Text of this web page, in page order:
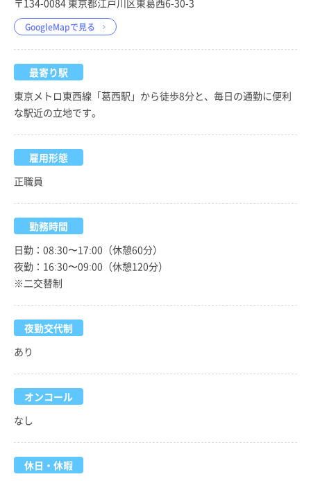
〒134-0084 東京都江戸川区東葛西6-30-3
GoogleMapで見る
最寄り駅
東京メトロ東西線「葛西駅」から徒歩8分と、毎日の通勤に便利
な駅近の立地です。
雇用形態
正職員
勤務時間
日勤：08:30〜17:00（休憩60分）
夜勤：16:30〜09:00（休憩120分）
※二交替制
夜勤交代制
あり
オンコール
なし
休日・休暇